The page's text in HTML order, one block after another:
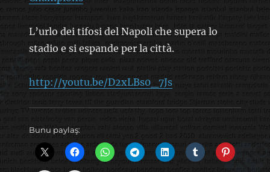
L’urlo dei tifosi del Napoli che supera lo
stadio e si espande per la città.
http://youtu.be/D2xLBs0_7Js
Bunu paylaş: